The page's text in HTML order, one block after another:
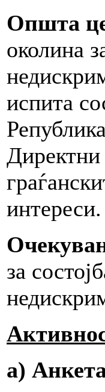
Општа
околина
испита
Директни
за
а)